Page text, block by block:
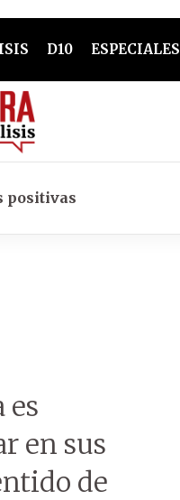
D10 ESPECIALES
positivas
es
en sus
de